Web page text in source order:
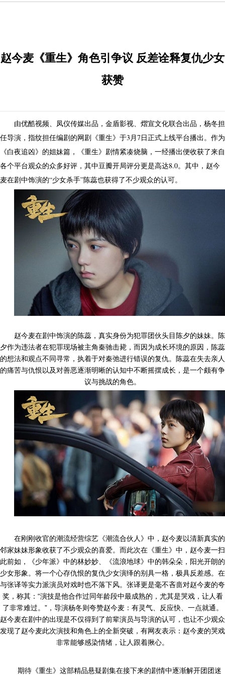
赵今麦《重生》角色引争议 反差诠释复仇少女
获赞
由优酷视频、凤仪传媒出品，金盾影视、熠宣文化联合出品，杨冬担
任导演，指纹担任编剧的网剧《重生》于3月7日正式上线平台播出。作为
《白夜追凶》的姐妹篇，《重生》剧情紧凑烧脑，一经播出便收获了来自
各个平台观众的众多好评，其中豆瓣开局评分更是高达8.0。其中，赵今
麦在剧中饰演的“少女杀手”陈蕊也获得了不少观众的认可。
赵今麦在剧中饰演的陈蕊，真实身份为犯罪团伙头目陈夕的妹妹。陈
夕作为违法者在犯罪现场被主角秦驰击毙，而因为成长环境的原因，陈蕊
的想法和观点不同寻常，执着于对秦弛进行错误的复仇。陈蕊在失去亲人
的痛苦与仇恨以及对善恶逐渐明晰的认知中不断摇摆成长，是一个颇有争
议与挑战的角色。
在刚刚收官的潮流经营综艺《潮流合伙人》中，赵今麦以清新真实的
邻家妹妹形象收获了不少观众的喜爱。而此次在《重生》中，赵今麦一扫
此前如，《少年派》中的林妙妙、《流浪地球》中的韩朵朵，阳光开朗的
少女形象。将一个心存仇恨的复仇少女演绎的别具一格，极具反差感。在
与张译等实力派演员对戏时也不落下风。张译更是毫不吝啬对赵今麦的夸
奖，称其：“演技是他合作过同年龄段中最成熟的，尤其是哭戏，让人看
了非常难过。”，导演杨冬则夸赞赵今麦：有灵气、反应快、一点就通。
赵今麦在剧中的出现是不仅得到了前辈演员与导演的认可，也让不少观众
发现了赵今麦此次演技和角色上的全新突破，有网友表示：赵今麦的哭戏
非常能够感染情绪，让人跟着揪心。
期待《重生》这部精品悬疑剧集在接下来的剧情中逐渐解开团团迷